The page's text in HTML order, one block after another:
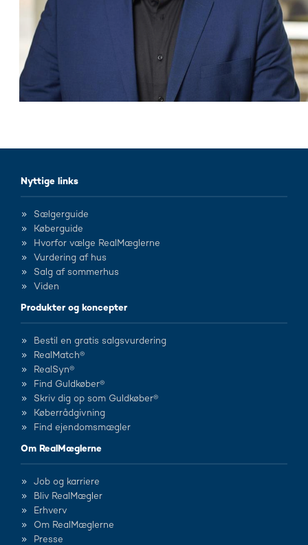
Nyttige links
Sælgerguide
Køberguide
Hvorfor vælge RealMæglerne
Vurdering af hus
Salg af sommerhus
Viden
Produkter og koncepter
Bestil en gratis salgsvurdering
RealMatch®
RealSyn®
Find Guldkøber®
Skriv dig op som Guldkøber®
Køberrådgivning
Find ejendomsmægler
Om RealMæglerne
Job og karriere
Bliv RealMægler
Erhverv
Om RealMæglerne
Presse